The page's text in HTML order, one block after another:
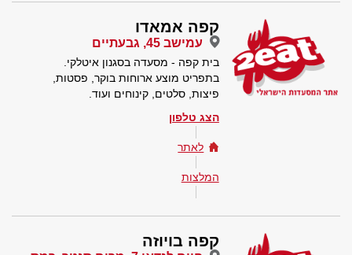
קפה אמאדו
עמישב 45, גבעתיים
בית קפה - מסעדה בסגנון איטלקי.
בתפריט מוצע ארוחות בוקר, פסטות,
פיצות, סלטים, קינוחים ועוד.
הצג טלפון
לאתר
המלצות
קפה בויוזה